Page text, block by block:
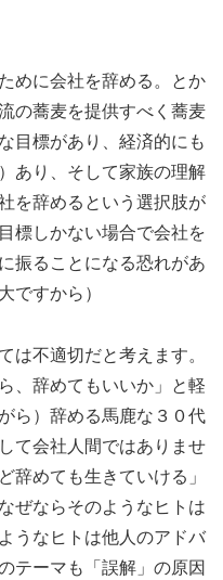
めに会社を辞める。とか
の蕎麦を提供すべく蕎麦
目標があり、経済的にも
あり、そして家族の理解
を辞めるという選択肢が
標しかない場合で会社を
振ることになる恐れがあ
ですから）
は不適切だと考えます。
、辞めてもいいか」と軽
ら）辞める馬鹿な３０代
て会社人間ではありませ
辞めても生きていける」
ぜならそのようなヒトは
うなヒトは他人のアドバ
テーマも「誤解」の原因